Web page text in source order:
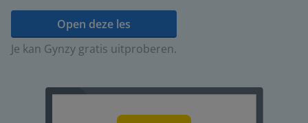
Open deze les
Je kan Gynzy gratis uitproberen.